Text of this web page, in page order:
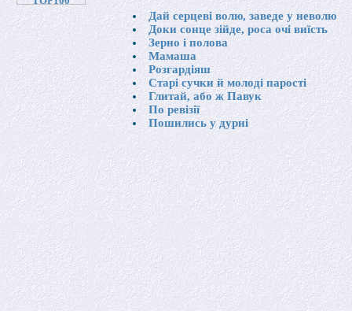
Дай серцеві волю, заведе у неволю
Доки сонце зійде, роса очі виїсть
Зерно і полова
Мамаша
Розгардіяш
Старі сучки й молоді парості
Глитай, або ж Павук
По ревізії
Пошились у дурні